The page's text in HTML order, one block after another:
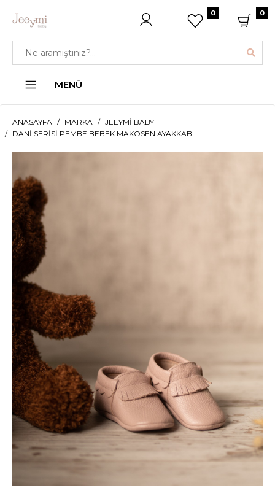
0 0
MENÜ
ANASAYFA MARKA
JEEYMI BABY
DANI SERISI PEMBE BEBEK MAKOSEN AYAKKABI